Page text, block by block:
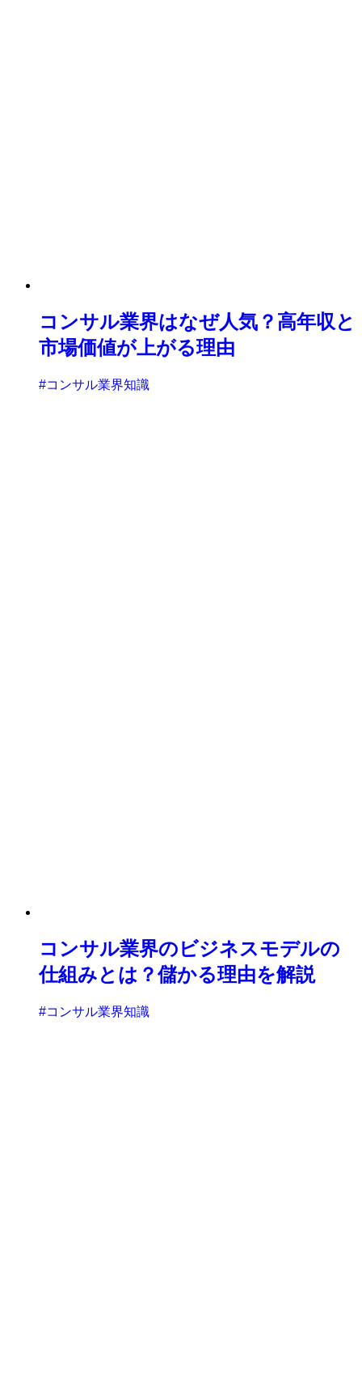
コンサル業界はなぜ人気？高年収と
市場価値が上がる理由
#コンサル業界知識
コンサル業界のビジネスモデルの
仕組みとは？儲かる理由を解説
#コンサル業界知識